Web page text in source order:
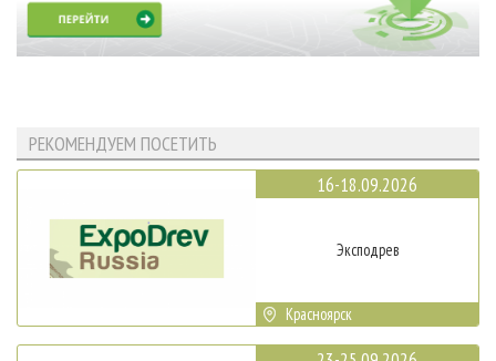
РЕКОМЕНДУЕМ ПОСЕТИТЬ
16-18.09.2026
Эксподрев
Красноярск